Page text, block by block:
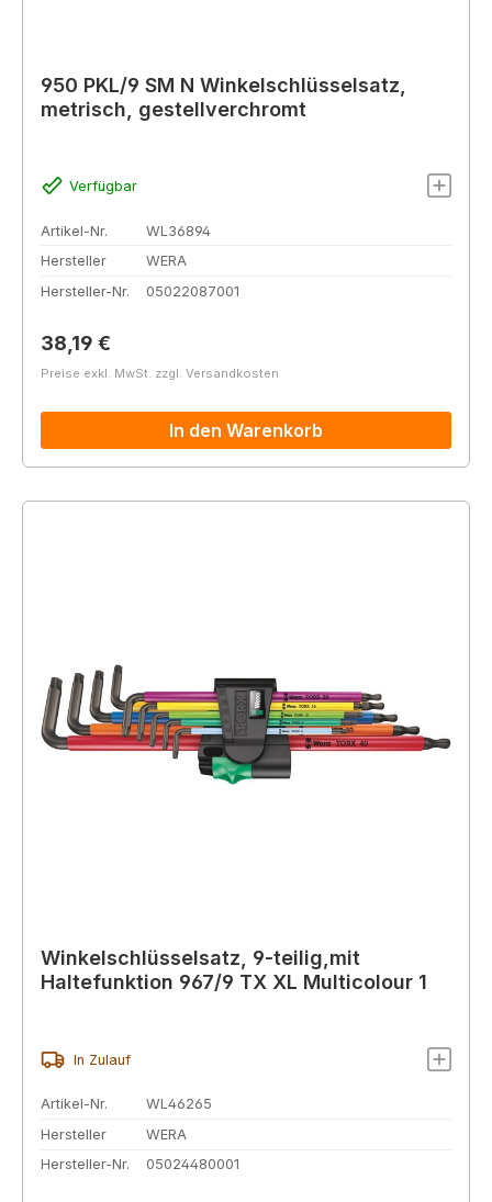
950 PKL/9 SM N Winkelschlüsselsatz,
metrisch, gestellverchromt
Verfügbar
Artikel-Nr.
WL36894
Hersteller
WERA
Hersteller-Nr.
05022087001
Regulärer Preis:
38,19 €
Preise exkl. MwSt. zzgl. Versandkosten
In den Warenkorb
Winkelschlüsselsatz, 9-teilig,mit
Haltefunktion 967/9 TX XL Multicolour 1
In Zulauf
Artikel-Nr.
WL46265
Hersteller
WERA
Hersteller-Nr.
05024480001